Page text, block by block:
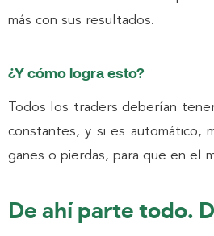
más con sus resultados.
¿Y cómo logra esto?
Todos los traders deberían
constantes, y si es automático,
ganes o pierdas, para que en el
De ahí parte todo.